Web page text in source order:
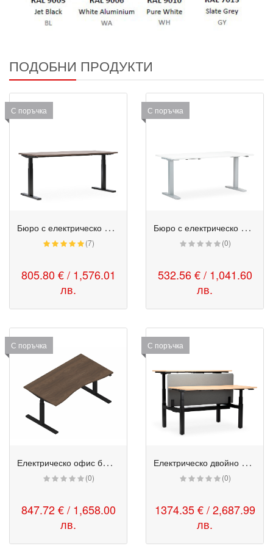
ПОДОБНИ ПРОДУКТИ
С поръчка
Б
юро с електрическо регулиране на височината - eModel 2.0
(7)
805.80 € / 1,576.01
лв.
С поръчка
Б
юро с електрическо регулиране на височината - eUP2
(0)
532.56 € / 1,041.60
лв.
С поръчка
Е
лектрическо офис бюро с плот DoubleWave - eModel 2.0
(0)
847.72 € / 1,658.00
лв.
С поръчка
Е
лектрическо двойно офис бюро - eUP3
(0)
1374.35 € / 2,687.99
лв.